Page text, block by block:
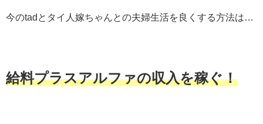
今のtadとタイ人嫁ちゃんとの夫婦生活を良くする方法は…
給料プラスアルファの収入を稼ぐ！